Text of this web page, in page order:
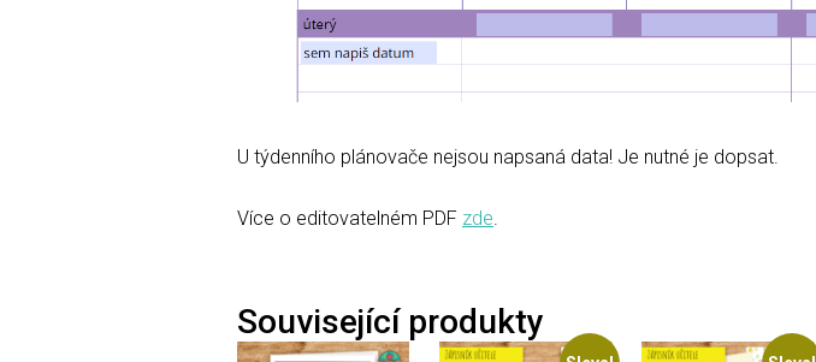
U týdenního plánovače nejsou napsaná data! Je nutné je dopsat.
Více o editovatelném PDF zde.
Související produkty